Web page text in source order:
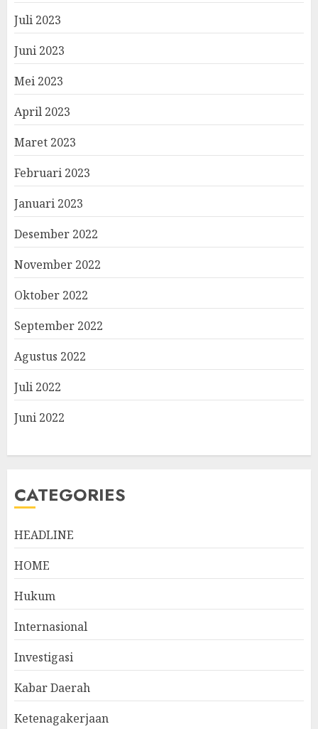
Juli 2023
Juni 2023
Mei 2023
April 2023
Maret 2023
Februari 2023
Januari 2023
Desember 2022
November 2022
Oktober 2022
September 2022
Agustus 2022
Juli 2022
Juni 2022
CATEGORIES
HEADLINE
HOME
Hukum
Internasional
Investigasi
Kabar Daerah
Ketenagakerjaan